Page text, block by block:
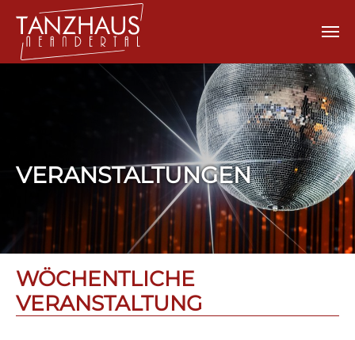
Zum Hauptinhalt springen
VERANSTALTUNGEN
WÖCHENTLICHE
VERANSTALTUNG